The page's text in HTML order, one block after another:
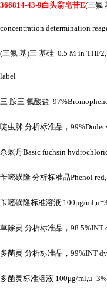
366814-43-9白头翁皂苷E(三氟
concentration determination
(三氟 基)三 基硅 0.5 M in
label
三 胺三 氟酸盐
啶虫脒 分析标准品，
杀螟丹Basic fuchsin
苄嘧磺隆 分析标准品Phenol
苄嘧磺隆标准溶液 100μg/
草除灵 分析标准品， 98.5%INT
多菌灵 分析标准品， 99%INT
多菌灵标准溶液 100μg/